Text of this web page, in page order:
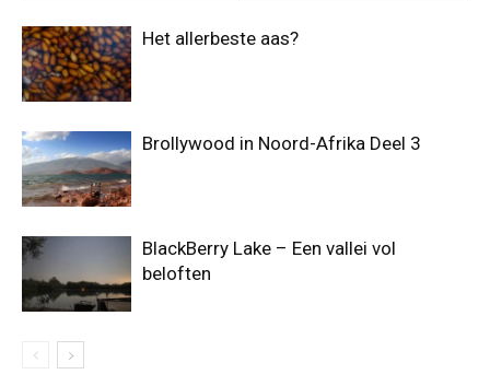
Het allerbeste aas?
Brollywood in Noord-Afrika Deel 3
BlackBerry Lake – Een vallei vol
beloften